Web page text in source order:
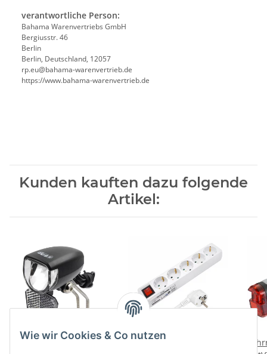
Wie wir Cookies & Co nutzen
verantwortliche Person:
Bahama Warenvertriebs GmbH
Bergiusstr. 46
Berlin
Berlin, Deutschland, 12057
ed.beirtrevneraw-amahab@ue.pr
https://www.bahama-warenvertrieb.de
Kunden kauften dazu folgende
Artikel:
Fahrrad Dynamo-
Steckdosenleiste 5-fach